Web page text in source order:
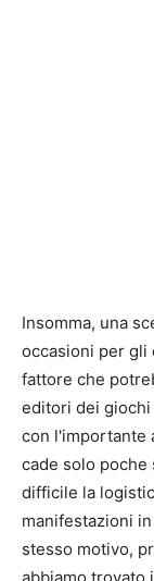
Insomma, una
occasioni per gli
fattore che
editori dei giochi
con l'importante
cade solo
difficile la
manifestazioni
stesso motivo,